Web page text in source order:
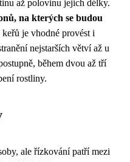
až polovinu jejich délky.
na kterých se budou
je vhodné provést i
nejstarších větví až u
během dvou až tří
rostliny.
ale řízkování patří mezi